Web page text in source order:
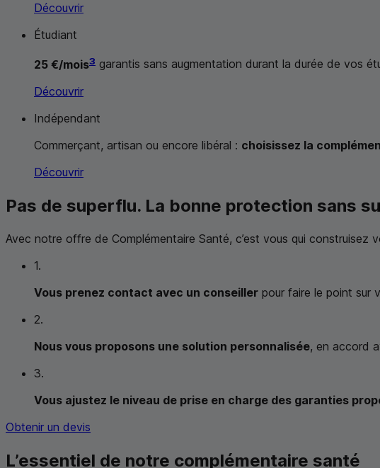
Découvrir
Étudiant
25 €/mois3 garantis sans augmentation durant la durée de vos
Découvrir
Indépendant
Commerçant, artisan ou encore libéral : choisissez la
Découvrir
Pas de superflu. La bonne protection sans
Avec notre offre de Complémentaire Santé, c’est vous qui construisez
1.
Vous prenez contact avec un conseiller pour faire le point sur
2.
Nous vous proposons une solution personnalisée, en accord
3.
Vous ajustez le niveau de prise en charge des garanties
Obtenir un devis
L’essentiel de notre complémentaire santé